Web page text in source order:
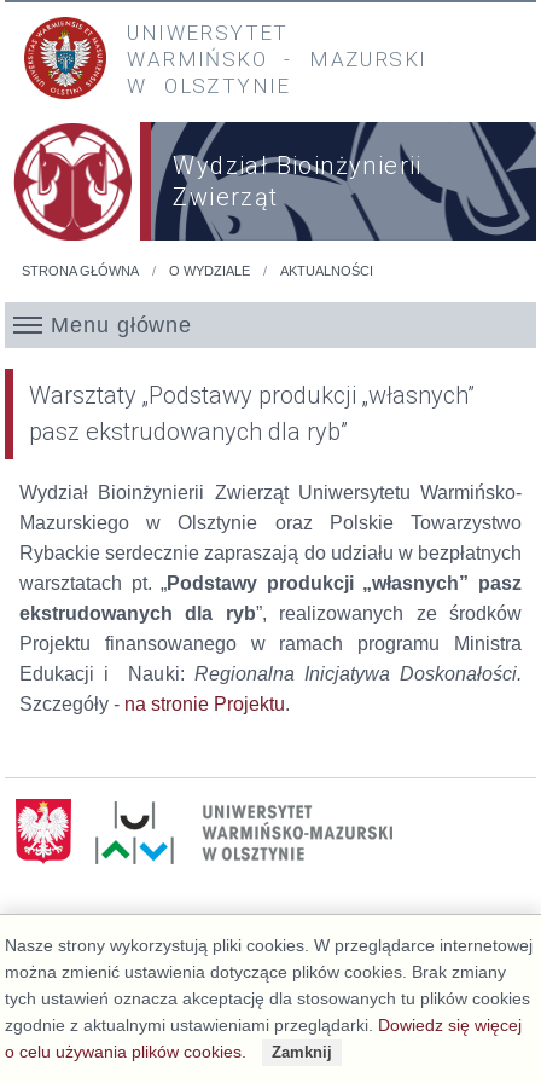
Przejdź do treści
Przejdź do menu głównego
UNIWERSYTET
WARMIŃSKO
- MAZURSKI
W OLSZTYNIE
Wydział Bioinżynierii
Zwierząt
STRONA GŁÓWNA O WYDZIALE AKTUALNOŚCI
Menu główne
Warsztaty „Podstawy produkcji „własnych”
pasz ekstrudowanych dla ryb”
Wydział Bioinżynierii Zwierząt Uniwersytetu Warmińsko-
Mazurskiego w Olsztynie oraz Polskie Towarzystwo
Rybackie serdecznie zapraszają do udziału w bezpłatnych
warsztatach pt. „Podstawy produkcji „własnych” pasz
ekstrudowanych dla ryb”, realizowanych ze środków
Projektu finansowanego w ramach programu Ministra
Edukacji i Nauki: Regionalna Inicjatywa Doskonałości.
Szczegóły -na stronie Projektu.
Nasze strony wykorzystują pliki cookies. W przeglądarce internetowej
można zmienić ustawienia dotyczące plików cookies. Brak zmiany
tych ustawień oznacza akceptację dla stosowanych tu plików cookies
zgodnie z aktualnymi ustawieniami przeglądarki. Dowiedz się więcej
o celu używania plików cookies.